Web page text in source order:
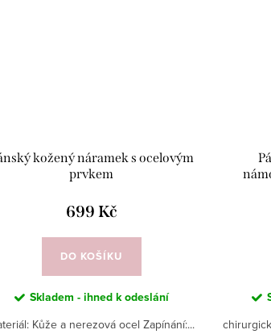
kožený náramek s ocelovým
prvkem
699 Kč
DO KOŠÍKU
Skladem - ihned k odeslání
Kůže a nerezová ocel Zapínání:...